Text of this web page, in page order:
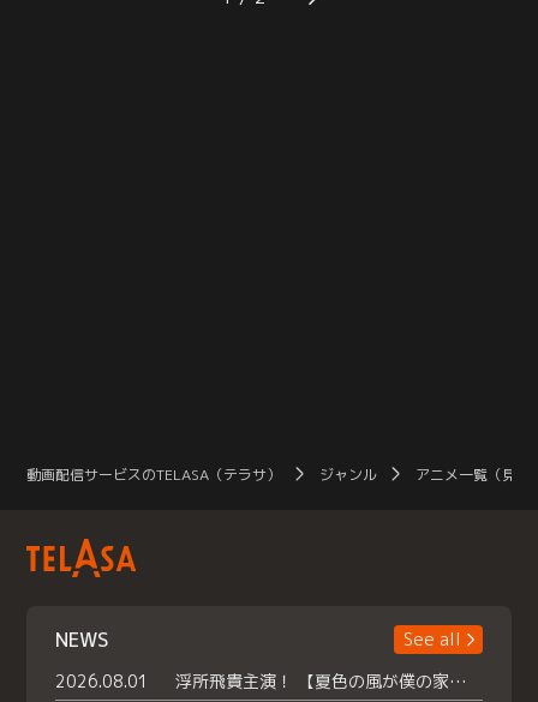
金による搦め手を使おうとしている
ったが、サビーネを案じて王城を訪
動画配信サービスのTELASA（テラサ） ジャンル アニメ一覧（見放
NEWS
See all
2026.08.01
浮所飛貴主演！ 【夏色の風が僕の家にやってきた】 本日よりテラサで独占配信スタート！